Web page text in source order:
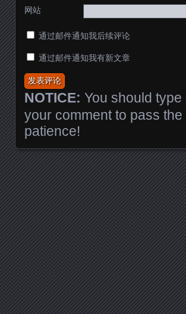
网站
通过邮件通知我后续评论
通过邮件通知我有新文章
NOTICE: You should type
your comment to pass
patience!